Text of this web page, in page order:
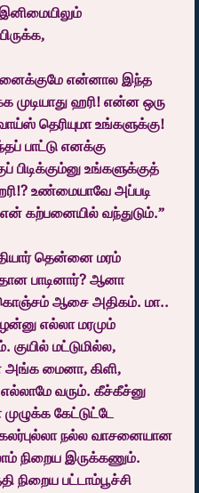
முடியாது ஹரி! என்ன ஒரு
தெரியுமா உங்களுக்கு!
பாட்டு எனக்கு
பிடிக்கும்னு உங்களுக்குத்
உண்மையாவே அப்படி
என் கற்பனையில் வந்துடும்.”
பாடினார்? ஆனா
ஆசை அதிகம். மா..
எல்லா மரமும்
குயில் மட்டுமில்ல,
மைனா, கிளி,
வரும். கீச்கீச்னு
கேட்டுட்டே
நல்ல வாசனையான
நிறைய இருக்கணும்.
நிறைய பட்டாம்பூச்சி